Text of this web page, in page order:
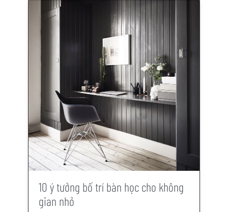
10 ý tưởng bố trí bàn học cho không
gian nhỏ